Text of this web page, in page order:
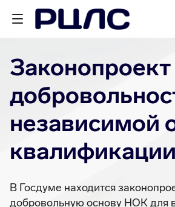
Законопроект
независимой
квалификации
В Госдуме находится
добровольную основу НОК для